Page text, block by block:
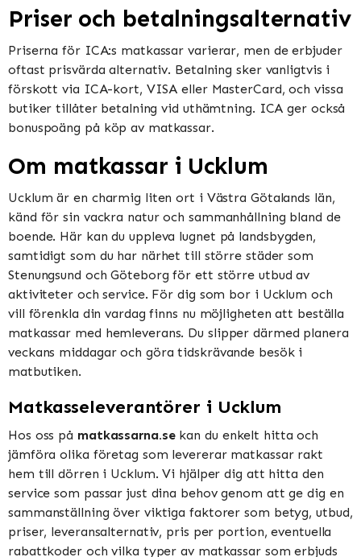
Priser och betalningsalternativ
Priserna för ICA:s matkassar varierar, men de erbjuder
oftast prisvärda alternativ. Betalning sker vanligtvis i
förskott via ICA-kort, VISA eller MasterCard, och vissa
butiker tillåter betalning vid uthämtning. ICA ger också
bonuspoäng på köp av matkassar​​.
Om matkassar i Ucklum
Ucklum är en charmig liten ort i Västra Götalands län,
känd för sin vackra natur och sammanhållning bland de
boende. Här kan du uppleva lugnet på landsbygden,
samtidigt som du har närhet till större städer som
Stenungsund och Göteborg för ett större utbud av
aktiviteter och service. För dig som bor i Ucklum och
vill förenkla din vardag finns nu möjligheten att beställa
matkassar med hemleverans. Du slipper därmed planera
veckans middagar och göra tidskrävande besök i
matbutiken.
Matkasseleverantörer i Ucklum
Hos oss på matkassarna.sekan du enkelt hitta och
jämföra olika företag som levererar matkassar rakt
hem till dörren i Ucklum. Vi hjälper dig att hitta den
service som passar just dina behov genom att ge dig en
sammanställning över viktiga faktorer som betyg, utbud,
priser, leveransalternativ, pris per portion, eventuella
rabattkoder och vilka typer av matkassar som erbjuds